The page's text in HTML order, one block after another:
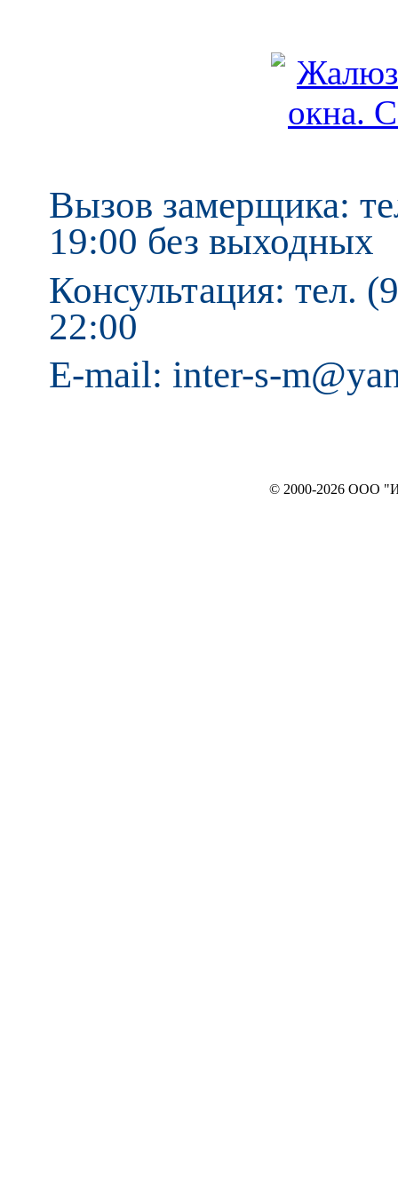
Вызов замерщика:
19:00 без выходных
Консультация: тел.
22:00
E-mail: inter-s-
© 2000-2026 ООО "ИНТЕРЬЕР`c"